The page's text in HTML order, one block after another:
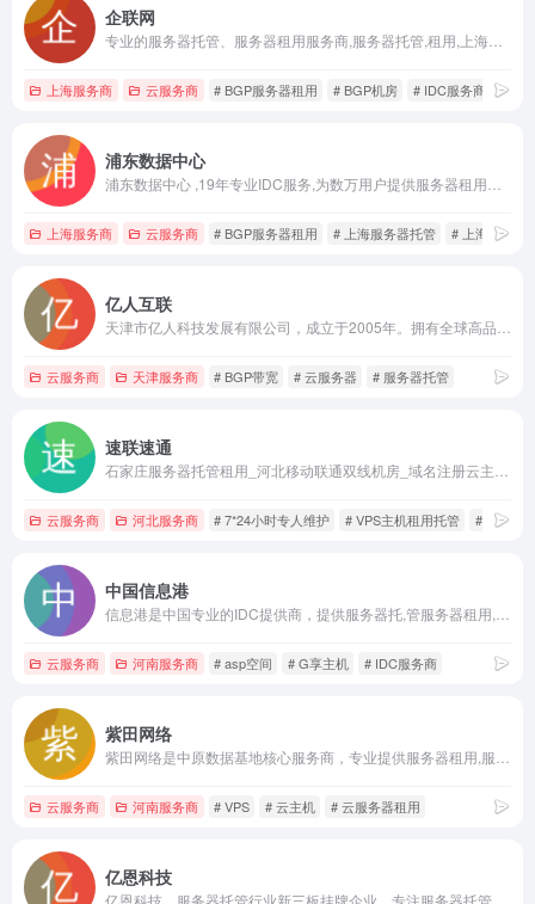
企联网
上海服务商 云服务商 # BGP服务器租用 # BGP机房 # IDC服务商
浦东数据中心
上海服务商 云服务商 # BGP服务器租用 # 上海服务器托管 # 上海服务器
亿人互联
云服务商 天津服务商 # BGP带宽 # 云服务器 # 服务器托管
速联速通
云服务商 河北服务商 # 7*24小时专人维护 # VPS主机租用托管 # 专注于
中国信息港
云服务商 河南服务商 # asp空间 # G享主机 # IDC服务商
紫田网络
云服务商 河南服务商 # VPS # 云主机 # 云服务器租用
亿恩科技